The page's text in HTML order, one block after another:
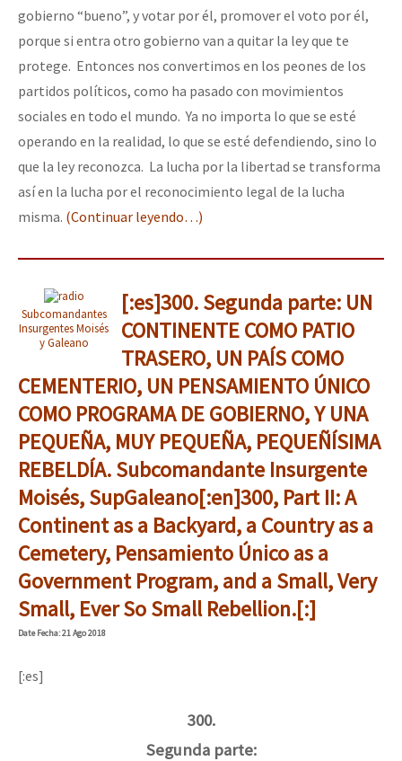
gobierno “bueno”, y votar por él, promover el voto por él,
porque si entra otro gobierno van a quitar la ley que te
protege. Entonces nos convertimos en los peones de los
partidos políticos, como ha pasado con movimientos
sociales en todo el mundo. Ya no importa lo que se esté
operando en la realidad, lo que se esté defendiendo, sino lo
que la ley reconozca. La lucha por la libertad se transforma
así en la lucha por el reconocimiento legal de la lucha
misma. (Continuar leyendo…)
Subcomandantes
Insurgentes Moisés
y Galeano
[:es]300. Segunda parte: UN
CONTINENTE COMO PATIO
TRASERO, UN PAÍS COMO
CEMENTERIO, UN PENSAMIENTO ÚNICO
COMO PROGRAMA DE GOBIERNO, Y UNA
PEQUEÑA, MUY PEQUEÑA, PEQUEÑÍSIMA
REBELDÍA. Subcomandante Insurgente
Moisés, SupGaleano[:en]300, Part II: A
Continent as a Backyard, a Country as a
Cemetery, Pensamiento Único as a
Government Program, and a Small, Very
Small, Ever So Small Rebellion.[:]
DateFecha: 21 Ago 2018
[:es]
300.
Segunda parte: